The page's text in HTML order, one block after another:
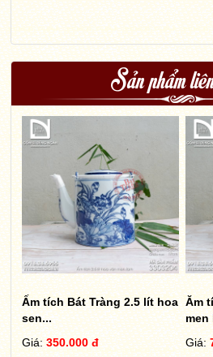
Sản phẩm
Ấm tích Bát Tràng 2.5 lít hoa
sen...
Giá:350.000 đ
Ăm
men
Giá: